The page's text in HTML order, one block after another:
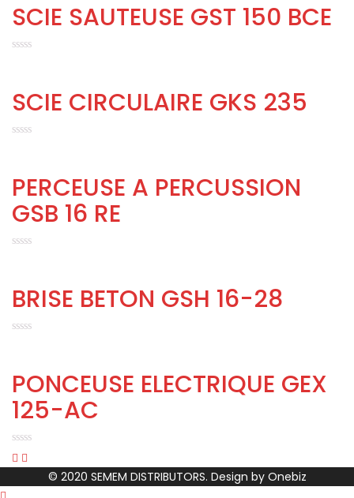
SCIE SAUTEUSE GST 150 BCE
SCIE CIRCULAIRE GKS 235
PERCEUSE A PERCUSSION
GSB 16 RE
BRISE BETON GSH 16-28
PONCEUSE ELECTRIQUE GEX
125-AC
© 2020 SEMEM DISTRIBUTORS. Design by Onebiz